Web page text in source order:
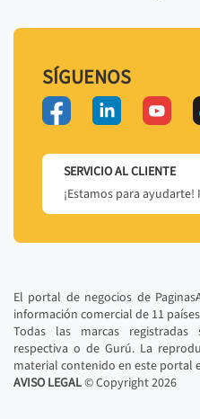
SÍGUENOS
SERVICIO AL CLIENTE
¡Estamos para ayudarte!
El portal de negocios de
información comercial de 11
Todas las marcas
respectiva o de Gurú. La
material contenido en este portal
AVISO LEGAL© Copyright2026